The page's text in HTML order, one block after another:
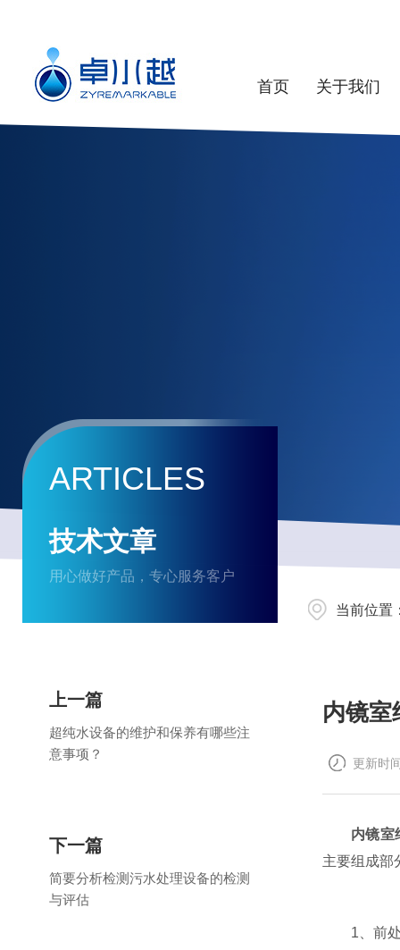
首页 关于我们
ARTICLES
技术文章
用心做好产品，专心服务客户
当前位置
内镜室
更新时
内镜室
主要组成部
1、前处
上一篇
超纯水设备的维护和保养有哪些注
意事项？
下一篇
简要分析检测污水处理设备的检测
与评估